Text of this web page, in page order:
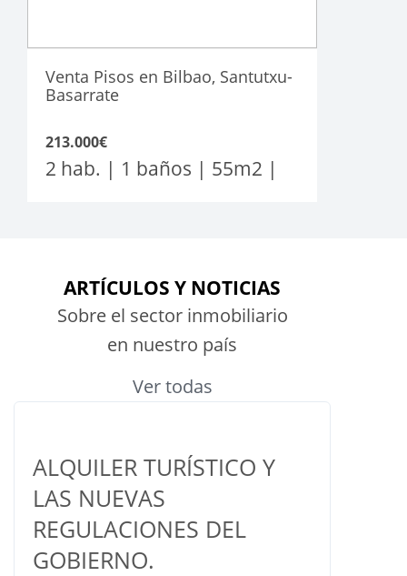
Venta Pisos en Bilbao, Santutxu-
Basarrate
213.000€
2 hab. | 1 baños | 55m2 |
ARTÍCULOS Y NOTICIAS
Sobre el sector inmobiliario
en nuestro país
Ver todas
ALQUILER TURÍSTICO Y
LAS NUEVAS
REGULACIONES DEL
GOBIERNO.